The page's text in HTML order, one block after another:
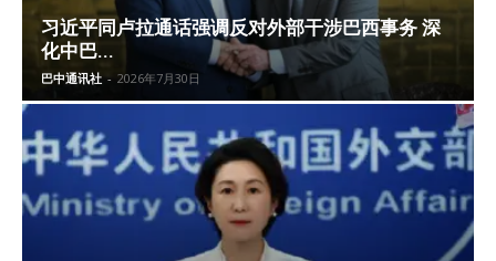
习近平同卢拉通话强调反对外部干涉巴西事务 深
化中巴...
巴中通讯社 - 2026年7月30日